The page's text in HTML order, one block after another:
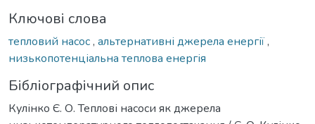
Ключові слова
тепловий насос, альтернативні джерела енергії,
низькопотенціальна теплова енергія
Бібліографічний опис
Кулінко Є. О. Теплові насоси як джерела